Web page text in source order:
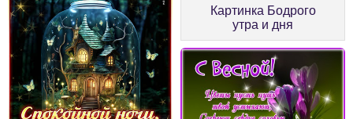
Картинка Бодрого
утра и дня